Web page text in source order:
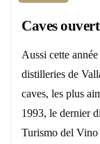
Caves
Aussi cette
distilleries de
caves, les plus
1993, le dernier
Turismo del Vino